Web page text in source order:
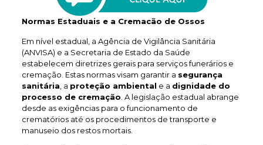
Normas Estaduais e a Cremacão de Ossos
Em nível estadual, a Agência de Vigilância Sanitária
(ANVISA) e a Secretaria de Estado da Saúde
estabelecem diretrizes gerais para serviços funerários e
cremação. Estas normas visam garantir a segurança
sanitária , a proteção ambiental e a dignidade do
processo de cremação . A legislação estadual abrange
desde as exigências para o funcionamento de
crematórios até os procedimentos de transporte e
manuseio dos restos mortais.